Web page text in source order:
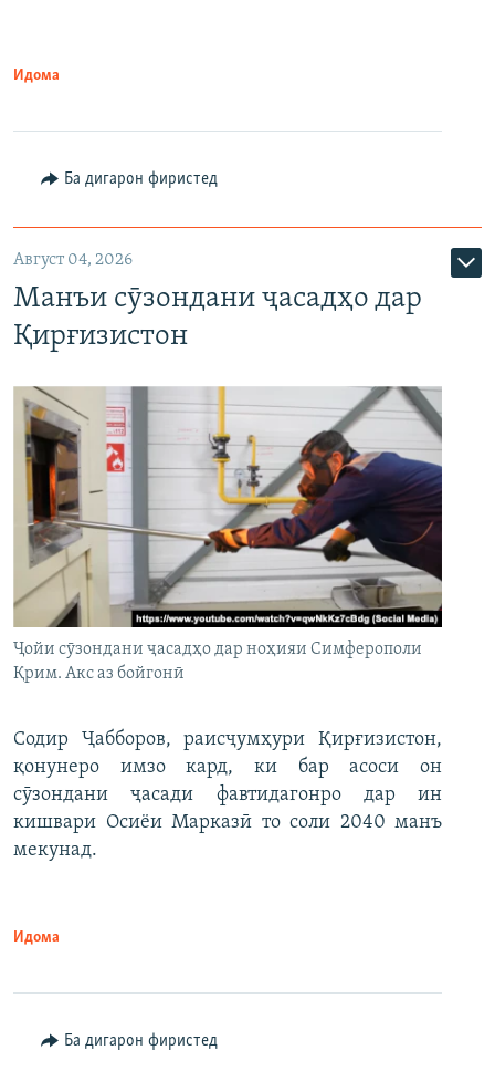
Идома
Ба дигарон фиристед
Август 04, 2026
Манъи сӯзондани ҷасадҳо дар
Қирғизистон
Ҷойи сӯзондани ҷасадҳо дар ноҳияи Симферополи
Қрим. Акс аз бойгонӣ
Содир Ҷабборов, раисҷумҳури Қирғизистон,
қонунеро имзо кард, ки бар асоси он
сӯзондани ҷасади фавтидагонро дар ин
кишвари Осиёи Марказӣ то соли 2040 манъ
мекунад.
Идома
Ба дигарон фиристед